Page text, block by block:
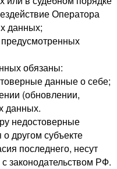
Оператора
данных;
обязаны:
данные о себе;
(обновлении,
данных.
недостоверные
другом субъекте
последнего, несут
с законодательством РФ.